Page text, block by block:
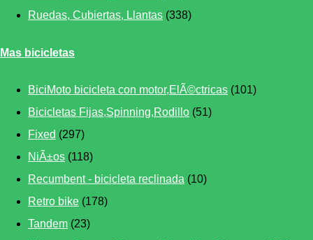
Ruedas, Cubiertas, Llantas (338)
Mas bicicletas
BiciMoto bicicleta con motor,ElÃ©ctricas (101)
Bicicletas Fijas,Spinning,Rodillo (51)
Fixed (297)
NiÃ±os (118)
Recumbent - bicicleta reclinada (10)
Retro bike (178)
Tandem (23)